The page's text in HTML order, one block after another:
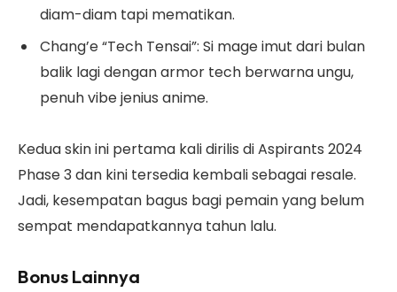
diam-diam tapi mematikan.
Chang’e “Tech Tensai”: Si mage imut dari bulan
balik lagi dengan armor tech berwarna ungu,
penuh vibe jenius anime.
Kedua skin ini pertama kali dirilis di Aspirants 2024
Phase 3 dan kini tersedia kembali sebagai resale.
Jadi, kesempatan bagus bagi pemain yang belum
sempat mendapatkannya tahun lalu.
Bonus Lainnya